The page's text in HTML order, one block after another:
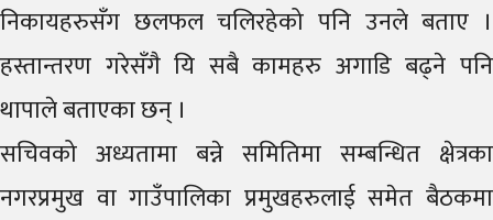
निकायहरुसँग छलफल चलिरहेको पनि उनले बताए ।
हस्तान्तरण गरेसँगै यि सबै कामहरु अगाडि बढ्ने पनि
थापाले बताएका छन् ।
सचिवको अध्यतामा बन्ने समितिमा सम्बन्धित क्षेत्रका
नगरप्रमुख वा गाउँपालिका प्रमुखहरुलाई समेत बैठकमा